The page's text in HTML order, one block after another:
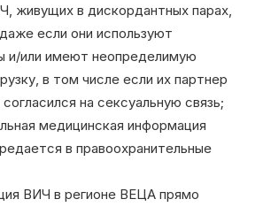
живущих в дискордантных парах,
если они используют
и/или имеют неопределимую
в том числе если их партнер
на сексуальную связь;
медицинская информация
в правоохранительные
ВИЧ в регионе ВЕЦА прямо